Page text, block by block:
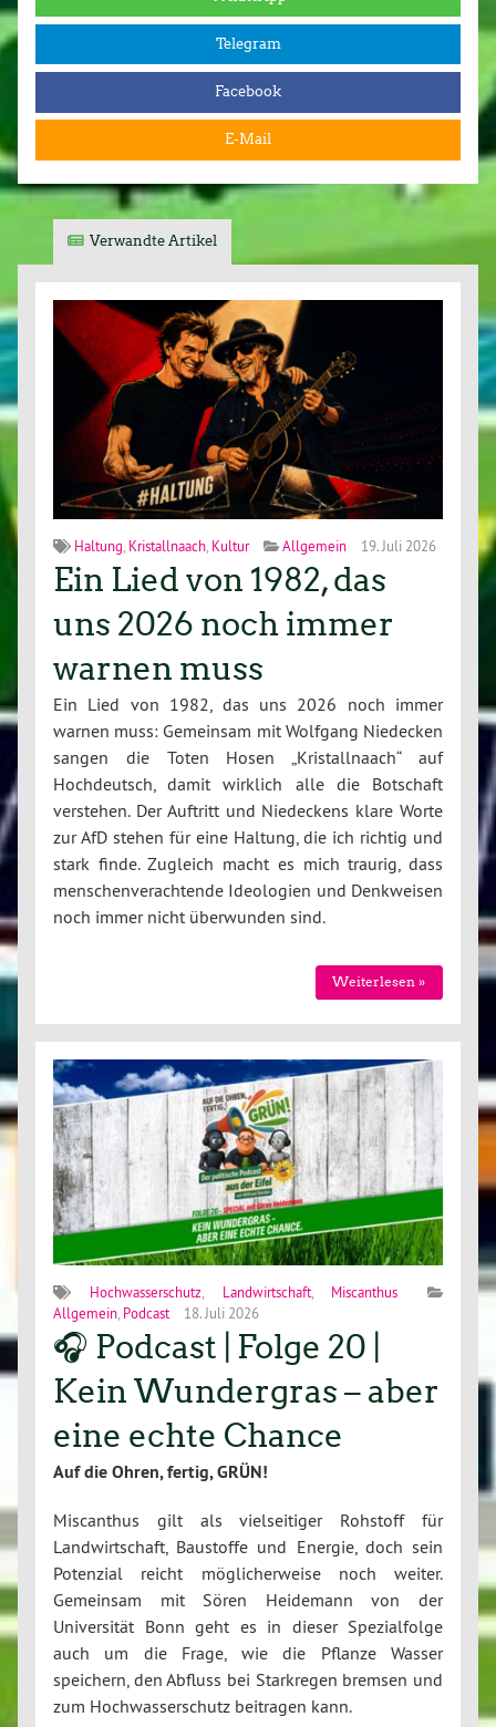
Telegram
Facebook
E-Mail
Verwandte Artikel
Haltung, Kristallnaach, Kultur Allgemein 19. Juli 2026
Ein Lied von 1982, das
uns 2026 noch immer
warnen muss
Ein Lied von 1982, das uns 2026 noch immer
warnen muss: Gemeinsam mit Wolfgang Niedecken
sangen die Toten Hosen „Kristallnaach“ auf
Hochdeutsch, damit wirklich alle die Botschaft
verstehen. Der Auftritt und Niedeckens klare Worte
zur AfD stehen für eine Haltung, die ich richtig und
stark finde. Zugleich macht es mich traurig, dass
menschenverachtende Ideologien und Denkweisen
noch immer nicht überwunden sind.
Weiterlesen »
Hochwasserschutz, Landwirtschaft, Miscanthus
Allgemein, Podcast 18. Juli 2026
🎧 Podcast | Folge 20 |
Kein Wundergras – aber
eine echte Chance
Auf die Ohren, fertig, GRÜN!
Miscanthus gilt als vielseitiger Rohstoff für
Landwirtschaft, Baustoffe und Energie, doch sein
Potenzial reicht möglicherweise noch weiter.
Gemeinsam mit Sören Heidemann von der
Universität Bonn geht es in dieser Spezialfolge
auch um die Frage, wie die Pflanze Wasser
speichern, den Abfluss bei Starkregen bremsen und
zum Hochwasserschutz beitragen kann.